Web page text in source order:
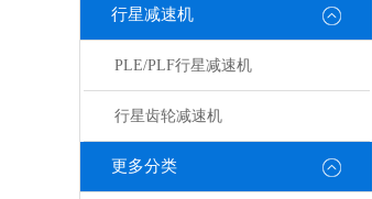
行星减速机
PLE/PLF行星减速机
行星齿轮减速机
更多分类